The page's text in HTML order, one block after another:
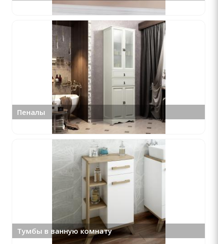
Пеналы
Тумбы в ванную комнату